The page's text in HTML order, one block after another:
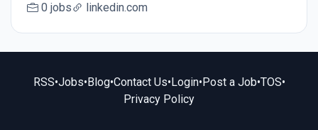
0 jobs linkedin.com
RSS•Jobs•Blog•Contact Us•Login•Post a Job•TOS•
Privacy Policy